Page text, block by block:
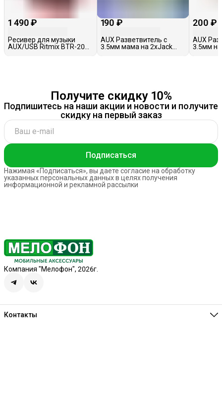
1 490 ₽
Ресивер для музыки
AUX/USB Ritmix BTR-200,
190 ₽
AUX Разветвитель с
3.5мм мама на 2хJack
200 ₽
AUX
3.5мм
Получите скидку 10%
Подпишитесь на наши акции и новости и получите
скидку на первый заказ
Подписаться
Нажимая «Подписаться», вы даете согласие на обработку
указанных персональных данных в целях получения
информационной и рекламной рассылки
Компания "Мелофон", 2026г.
Контакты